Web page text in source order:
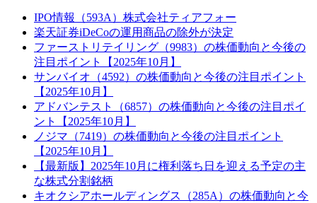
IPO情報（593A）株式会社ティアフォー
楽天証券iDeCoの運用商品の除外が決定
ファーストリテイリング（9983）の株価動向と今後の
注目ポイント【2025年10月】
サンバイオ（4592）の株価動向と今後の注目ポイント
【2025年10月】
アドバンテスト（6857）の株価動向と今後の注目ポイ
ント【2025年10月】
ノジマ（7419）の株価動向と今後の注目ポイント
【2025年10月】
【最新版】2025年10月に権利落ち日を迎える予定の主
な株式分割銘柄
キオクシアホールディングス（285A）の株価動向と今